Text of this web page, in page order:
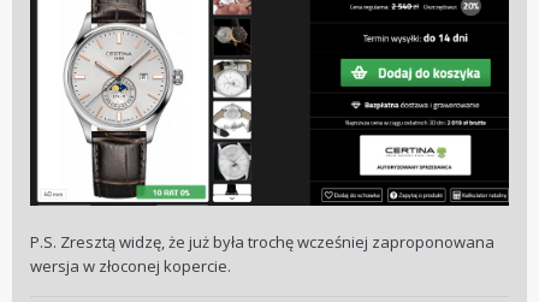
P.S. Zresztą widzę, że już była trochę wcześniej zaproponowana
wersja w złoconej kopercie.